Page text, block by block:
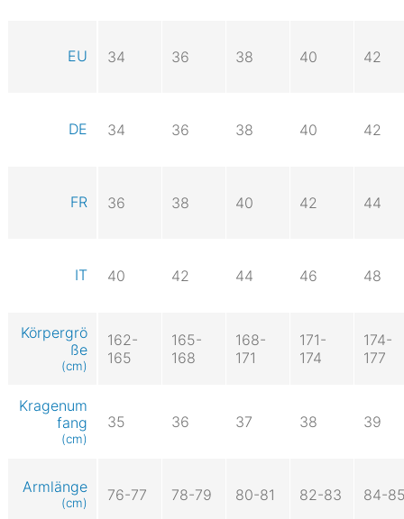
EU 34 36 38 40 42
DE 34 36 38 40 42
FR 36 38 40 42 44
IT 40 42 44 46 48
Körpergrö
ße
(cm)
162-
165
165-
168
168-
171
171-
174
174-
177
Kragenum
fang
(cm)
35 36 37 38 39
Armlänge
(cm) 76-77 78-79 80-81 82-83 84-